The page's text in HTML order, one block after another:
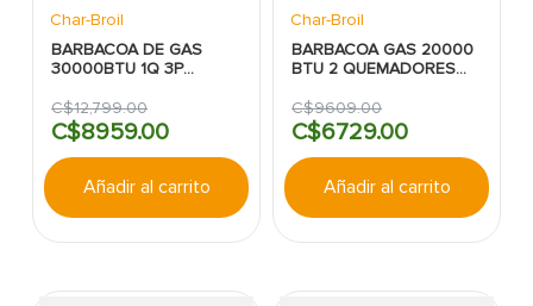
Char-Broil
BARBACOA DE GAS
30000BTU 1Q 3P
C$12,799.00
C$8959.00
Añadir al carrito
Char-Broil
BARBACOA GAS 20000
BTU 2 QUEMADORES
C$9609.00
C$6729.00
Añadir al carrito